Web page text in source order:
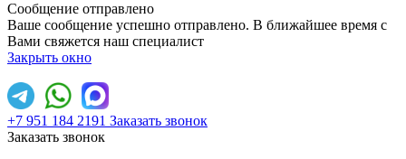
Сообщение отправлено
Ваше сообщение успешно отправлено. В ближайшее время с
Вами свяжется наш специалист
Закрыть окно
+7 951 184 2191 Заказать звонок
Заказать звонок